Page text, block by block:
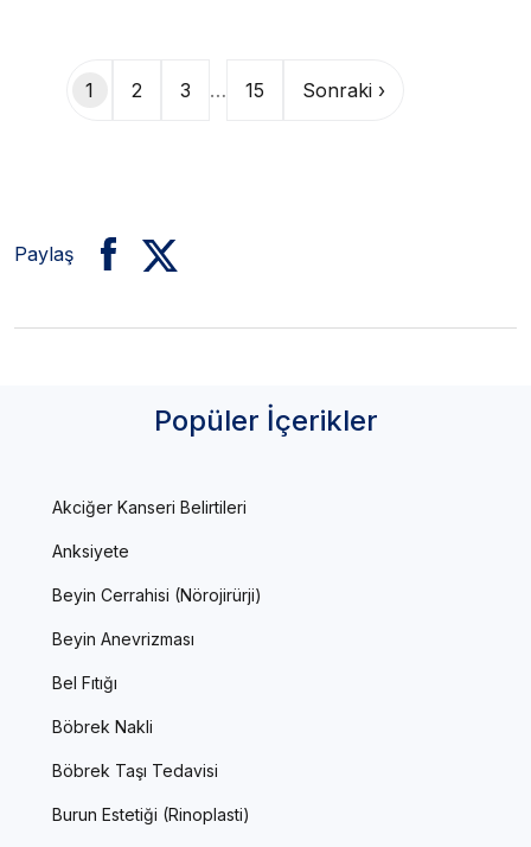
1 2 3 … 15 Sonraki ›
Paylaş
Popüler İçerikler
Akciğer Kanseri Belirtileri
Anksiyete
Beyin Cerrahisi (Nörojirürji)
Beyin Anevrizması
Bel Fıtığı
Böbrek Nakli
Böbrek Taşı Tedavisi
Burun Estetiği (Rinoplasti)